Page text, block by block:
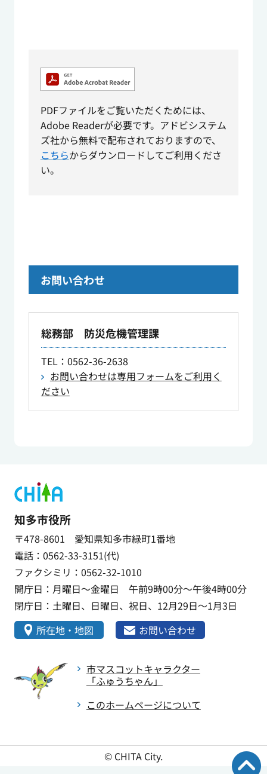
PDFファイルをご覧いただくためには、
Adobe Readerが必要です。アドビシステム
ズ社から無料で配布されておりますので、
こちらからダウンロードしてご利用くださ
い。
お問い合わせ
総務部 防災危機管理課
TEL：0562-36-2638
お問い合わせは専用フォームをご利用く
ださい
知多市役所
〒478-8601 愛知県知多市緑町1番地
電話：0562-33-3151(代)
ファクシミリ：0562-32-1010
開庁日：月曜日～金曜日 午前9時00分～午後4時00分
閉庁日：土曜日、日曜日、祝日、12月29日～1月3日
所在地・地図
お問い合わせ
市マスコットキャラクター
「ふゅうちゃん」
このホームページについて
© CHITA City.